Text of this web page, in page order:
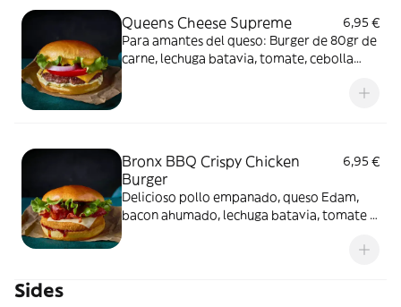
Queens Cheese Supreme
6,95 €
Para amantes del queso: Burger de 80gr de
carne, lechuga batavia, tomate, cebolla
cheddar fundido, combinado con cebolla
Bronx BBQ Crispy Chicken
Burger
6,95 €
Delicioso pollo empanado, queso Edam,
bacon ahumado, lechuga batavia, tomate y
Sides